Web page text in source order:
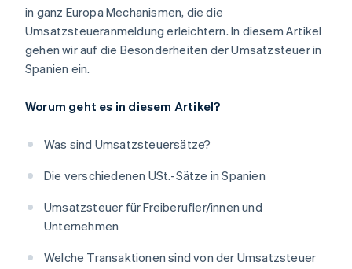
in ganz Europa Mechanismen, die die
Umsatzsteueranmeldung erleichtern. In diesem Artikel
gehen wir auf die Besonderheiten der Umsatzsteuer in
Spanien ein.
Worum geht es in diesem Artikel?
Was sind Umsatzsteuersätze?
Die verschiedenen USt.-Sätze in Spanien
Umsatzsteuer für Freiberufler/innen und
Unternehmen
Welche Transaktionen sind von der Umsatzsteuer